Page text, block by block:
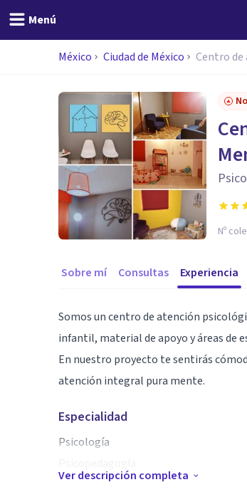
Menú
México Ciudad de México Centro
Nº
Sobre mí Consultas Experiencia
Somos un centro de atención
infantil, material de apoyo y áreas de
En nuestro proyecto te sentirás
atención integral pura mente.
Especialidad
Psicología
Educación especial
Ver descripción completa